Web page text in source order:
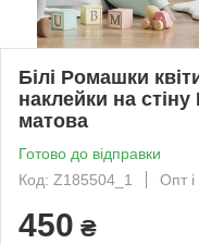
Білі Ромашки
наклейки на
матова
Готово до відправки
Код: Z185504_1
Опт і
450 ₴